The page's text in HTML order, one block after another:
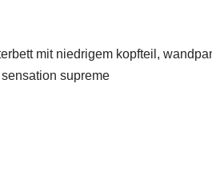
mit niedrigem kopfteil,
supreme